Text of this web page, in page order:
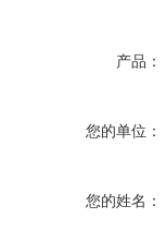
产品：
您的单位：
您的姓名：